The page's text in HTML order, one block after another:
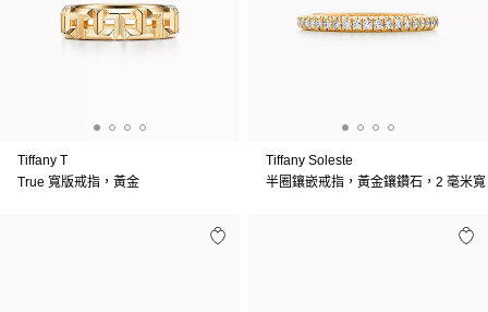
Tiffany T
True 寬版戒指，黃金
Tiffany Soleste
半圈鑲嵌戒指，黃金鑲鑽石，2 毫米寬